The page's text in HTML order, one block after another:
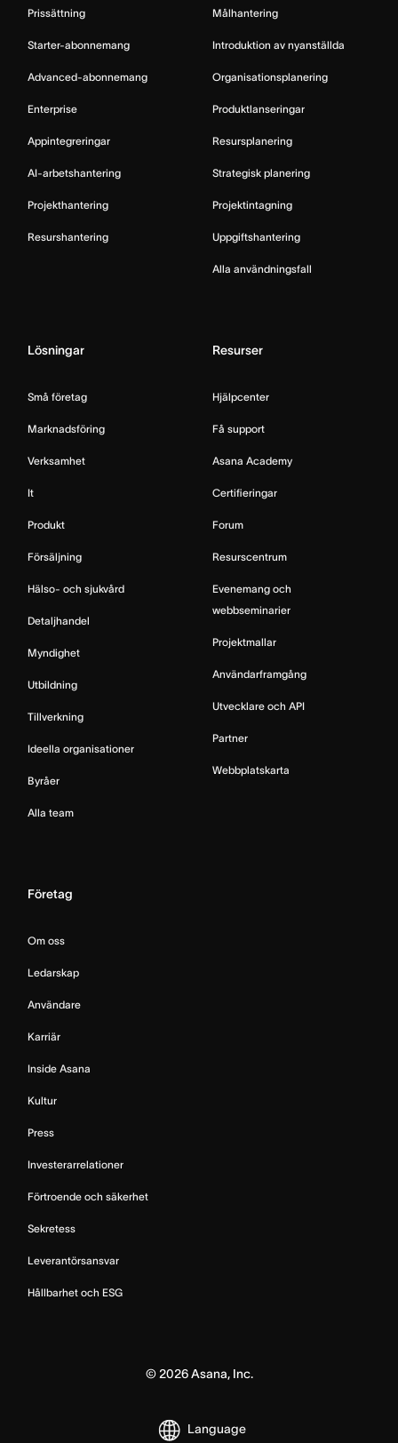
Prissättning
Starter-abonnemang
Advanced-abonnemang
Enterprise
Appintegreringar
AI-arbetshantering
Projekthantering
Resurshantering
Målhantering
Introduktion av nyanställda
Organisationsplanering
Produktlanseringar
Resursplanering
Strategisk planering
Projektintagning
Uppgiftshantering
Alla användningsfall
Lösningar
Små företag
Marknadsföring
Verksamhet
It
Produkt
Försäljning
Hälso- och sjukvård
Detaljhandel
Myndighet
Utbildning
Tillverkning
Ideella organisationer
Byråer
Alla team
Resurser
Hjälpcenter
Få support
Asana Academy
Certifieringar
Forum
Resurscentrum
Evenemang och
webbseminarier
Projektmallar
Användarframgång
Utvecklare och API
Partner
Webbplatskarta
Företag
Om oss
Ledarskap
Användare
Karriär
Inside Asana
Kultur
Press
Investerarrelationer
Förtroende och säkerhet
Sekretess
Leverantörsansvar
Hållbarhet och ESG
© 2026Asana, Inc.
Language